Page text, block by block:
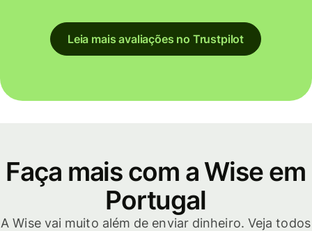
Leia mais avaliações no Trustpilot
Faça mais com a Wise em
Portugal
A Wise vai muito além de enviar dinheiro. Veja todos